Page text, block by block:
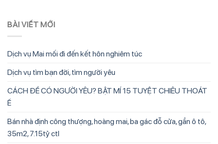
BÀI VIẾT MỚI
Dịch vụ Mai mối đi đến kết hôn nghiêm túc
Dịch vụ tìm bạn đời, tìm người yêu
CÁCH ĐỂ CÓ NGƯỜI YÊU? BẬT MÍ 15 TUYỆT CHIÊU THOÁT
Ế
Bán nhà định công thượng, hoàng mai, ba gác đỗ cửa, gần ô tô,
35m2, 7.15tỷ ctl